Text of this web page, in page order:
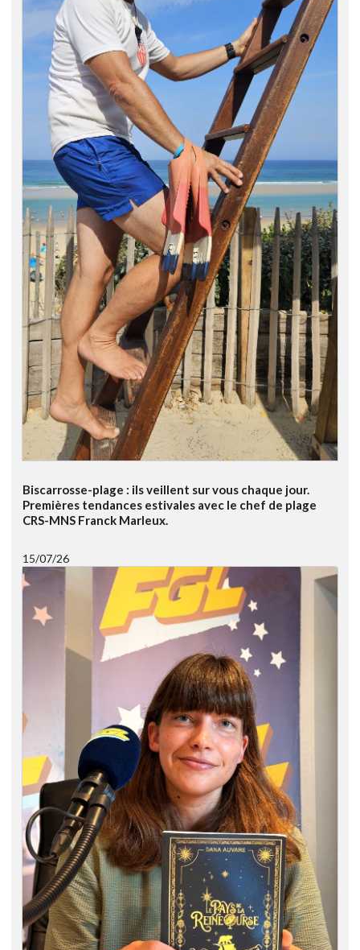
Biscarrosse-plage : ils veillent sur vous chaque jour.
Premières tendances estivales avec le chef de plage
CRS-MNS Franck Marleux.
15/07/26